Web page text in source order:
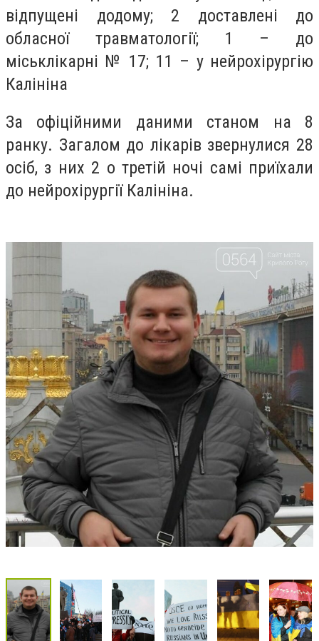
відпущені додому; 2 доставлені до
обласної травматології; 1 – до
міськлікарні № 17; 11 – у нейрохірургію
Калініна
За офіційними даними станом на 8
ранку. Загалом до лікарів звернулися 28
осіб, з них 2 о третій ночі самі приїхали
до нейрохірургії Калініна.